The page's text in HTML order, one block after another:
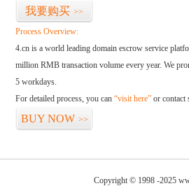
我要购买 >>
Process Overview:
4.cn is a world leading domain escrow service
million RMB transaction volume every year. We
5 workdays.
For detailed process, you can “visit here” or contact
BUY NOW >>
Copyright © 1998 -2025